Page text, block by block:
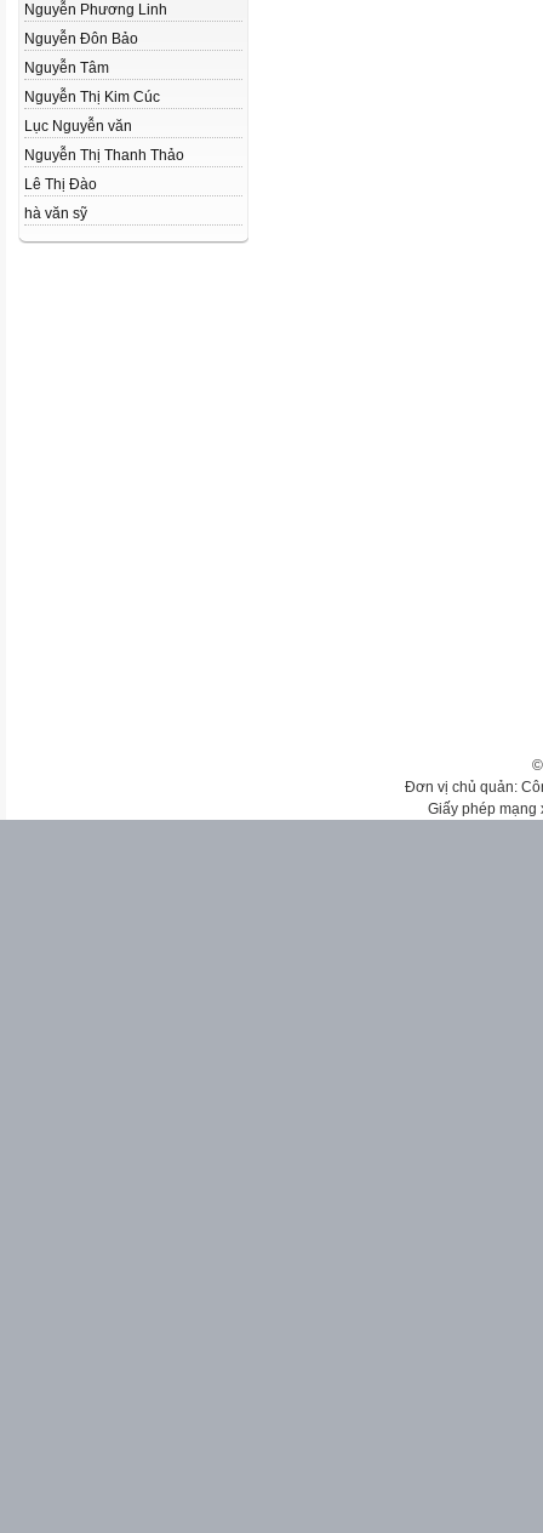
Nguyễn Phương Linh
Nguyễn Đôn Bảo
Nguyễn Tâm
Nguyễn Thị Kim Cúc
Lục Nguyễn văn
Nguyễn Thị Thanh Thảo
Lê Thị Đào
hà văn sỹ
Đơn vị chủ quản:
Giấy phép mạng